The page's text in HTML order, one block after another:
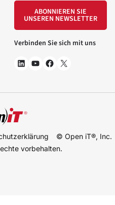
ABONNIEREN SIE
UNSEREN NEWSLETTER
Verbinden Sie sich mit uns
© Open iT®, Inc.
vorbehalten.